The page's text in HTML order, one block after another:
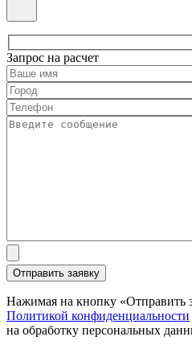
Запрос на расчет
Нажимая на кнопку «Отправить
Политикой конфиденциальности
на обработку персональных